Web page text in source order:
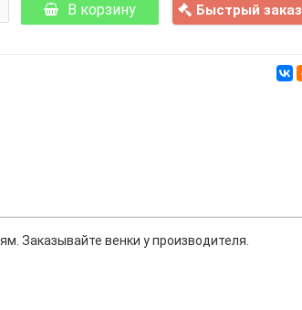
В корзину Быстрый заказ
Заказывайте венки у производителя.